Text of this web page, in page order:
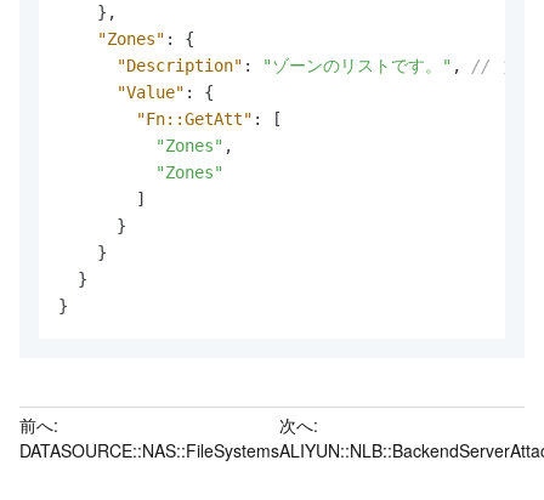
} ,
"Zones" :
{
"Description" : "ゾーンのリストです。" ,
// ゾー
"Value" :
{
"Fn::GetAtt" :
[
"Zones" ,
"Zones"
]
}
}
}
}
前へ:
DATASOURCE::NAS::FileSystems
次へ: